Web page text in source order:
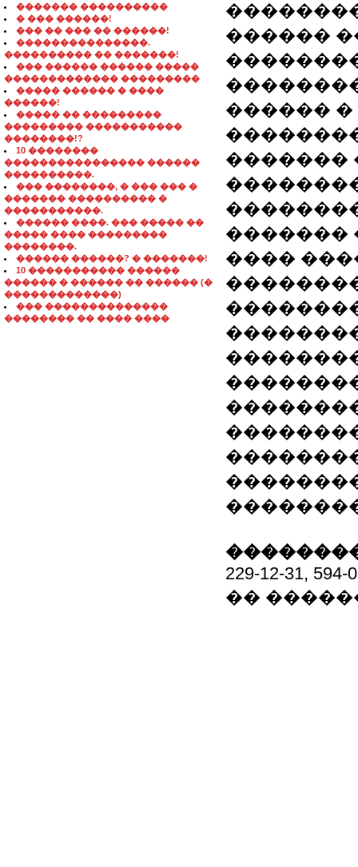
������� ����������
� ��� ������!
��� �� ��� �� ������!
���������������.
���������� �� �������!
��� ������ ������ �����
������������� ���������
����� ������ � ����
������!
����� �� ���������
��������� �����������
��������!?
10 ��������
���������������� ������
����������.
��� ��������, � ��� ��� �
������� ���������� �
�����������.
������ ����. ��� ����� ��
����� ���� ���������
��������.
������ ������? � �������!
10 ����������� ������
������ � ������ �� ������ (�
�������������)
��� ��������������
�������� �� ���� ����
������
������
�������
�������
����
229-12-31, 594-
��